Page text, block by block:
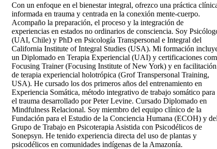
Con un enfoque en el bienestar integral, ofrezco una práctica
informada en trauma y centrada en la conexión mente-cuerpo.
Acompaño la preparación, el proceso y la integración de
experiencias en estados no ordinarios de consciencia. Soy
(UAI, Chile) y PhD en Psicología Transpersonal e Integral del
California Institute of Integral Studies (USA). Mi formación
un Diplomado en Terapia Experiencial (UAI) y certificaciones
Focusing Trainer (Focusing Institute of New York) y en facilitación
de terapia experiencial holotrópica (Grof Transpersonal Training,
USA). He cursado los dos primeros años del entrenamiento en
Experiencia Somática, método integrativo de trabajo somático para
el trauma desarrollado por Peter Levine. Cursado Diplomado en
Mindfulness Relacional. Soy miembro del equipo clínico de la
Fundación para el Estudio de la Conciencia Humana (ECOH) y
Grupo de Trabajo en Psicoterapia Asistida con Psicodélicos de
Sonepsyn. He tenido experiencia directa del uso de plantas y
psicodélicos en comunidades indígenas de la Amazonía.